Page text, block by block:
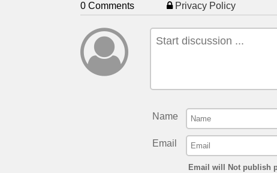
0 Comments Privacy Policy
Name
Email
Email will Not publish